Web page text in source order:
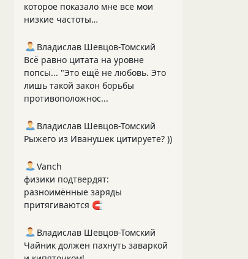
которое показало мне все мои
низкие частоты…
Владислав Шевцов-Томский
Всё равно цитата на уровне
попсы... "Это ещё не любовь. Это
лишь такой закон борьбы
противоположнос...
Владислав Шевцов-Томский
Рыжего из Иванушек цитируете? ))
Vanch
физики подтвердят:
разноимённые заряды
притягиваются 🧲
Владислав Шевцов-Томский
Чайник должен пахнуть заваркой